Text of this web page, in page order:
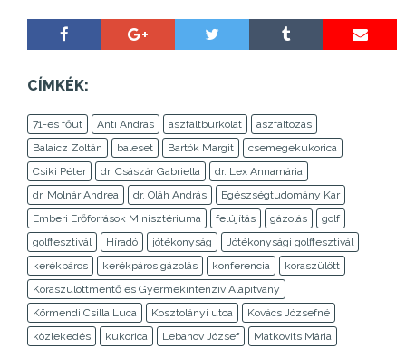
CÍMKÉK:
71-es főút Anti András aszfaltburkolat
aszfaltozás
Balaicz Zoltán
baleset Bartók Margit
csemegekukorica
Csiki Péter
dr. Császár Gabriella
dr. Lex Annamária
dr. Molnár Andrea
dr. Oláh András
Egészségtudomány Kar
Emberi Erőforrások Minisztériuma
felújítás gázolás
golf
golffesztivál
Híradó jótékonyság
Jótékonysági golffesztivál
kerékpáros
kerékpáros gázolás konferencia
koraszülött
Koraszülöttmentő és Gyermekintenzív Alapítvány
Körmendi Csilla Luca
Kosztolányi utca
Kovács Józsefné
közlekedés
kukorica Lebanov József
Matkovits Mária